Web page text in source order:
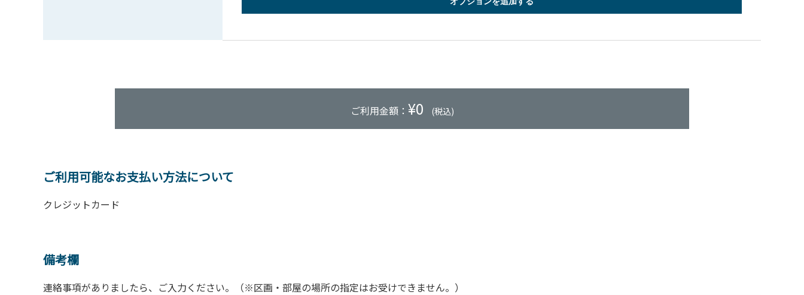
ご利用金額： ¥0 (税込)
ご利用可能なお支払い方法について
クレジットカード
備考欄
連絡事項がありましたら、ご入力ください。（※区画・部屋の場所の指定はお受けできません。）